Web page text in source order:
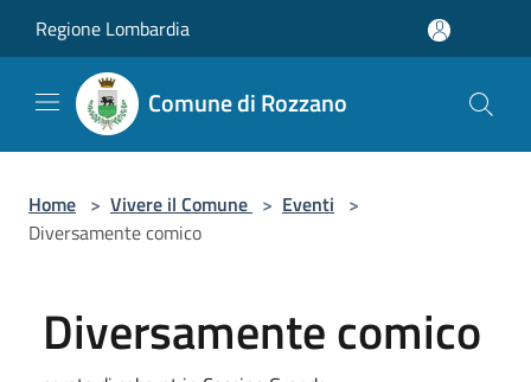
Regione Lombardia
Comune di Rozzano
Home > Vivere il Comune > Eventi >
Diversamente comico
Diversamente comico